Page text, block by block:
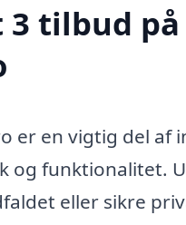
tilbud
er en vigtig del af
funktionalitet.
eller sikre